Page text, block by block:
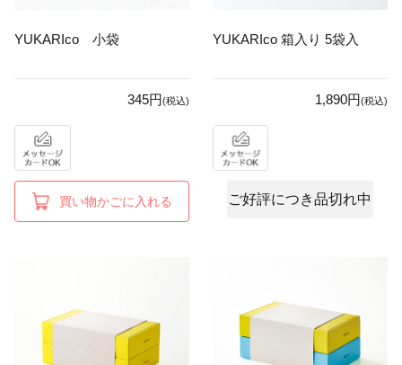
YUKARIco 小袋
345円(税込)
買い物かごに入れる
YUKARIco 箱入り 5袋入
1,890円(税込)
ご好評につき品切れ中